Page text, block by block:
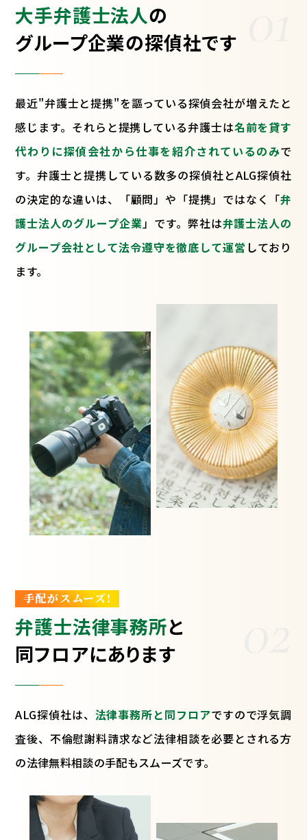
大手弁護士法人の
グループ企業の探偵社です
最近"弁護士と提携"を謳っている探偵会社が増えたと
感じます。それらと提携している弁護士は名前を貸す
代わりに探偵会社から仕事を紹介されているのみで
す。弁護士と提携している数多の探偵社とALG探偵社
の決定的な違いは、「顧問」や「提携」ではなく「弁
護士法人のグループ企業 」です。弊社は弁護士法人の
グループ会社として法令遵守を徹底して運営 しており
ます。
手配がスムーズ!
弁護士法律事務所と
同フロアにあります
ALG探偵社は、 法律事務所と同フロアですので浮気調
査後、不倫慰謝料請求など法律相談を必要とされる方
の法律無料相談の手配もスムーズです。